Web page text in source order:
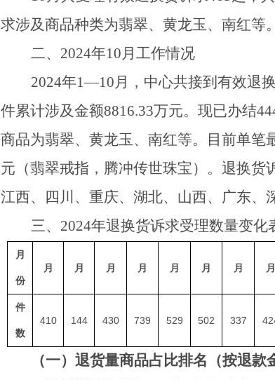
求涉及商品种类为翡翠、 黄龙玉、南红等。
二、 2024年10月工作情况
2024年1—10月，中心共接到有效退
件累计涉及金额8816.33万元。现已办结
商品为翡翠、 黄龙玉、 南红等。目前单笔
元（翡翠戒指 ， 腾冲传世珠宝 ）。退换货
江西、四川、重庆、湖北、山西、广东、
三、 2024年退换货诉求受理数量变化
月
份
月 月 月 月 月 月 月 月
件
数
410 144 430 739 529 502 337
（一）退货量商品占比排名（按退款